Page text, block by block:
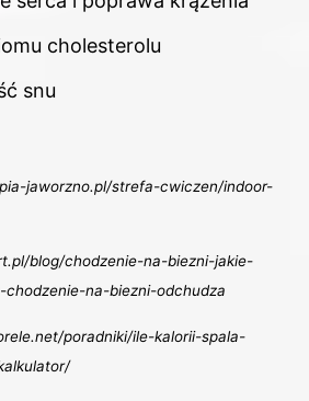
cholesterolu
snu
jaworzno.pl/strefa-cwiczen/indoor-
blog/chodzenie-na-biezni-jakie-
na-biezni-odchudza
poradniki/ile-kalorii-spala-